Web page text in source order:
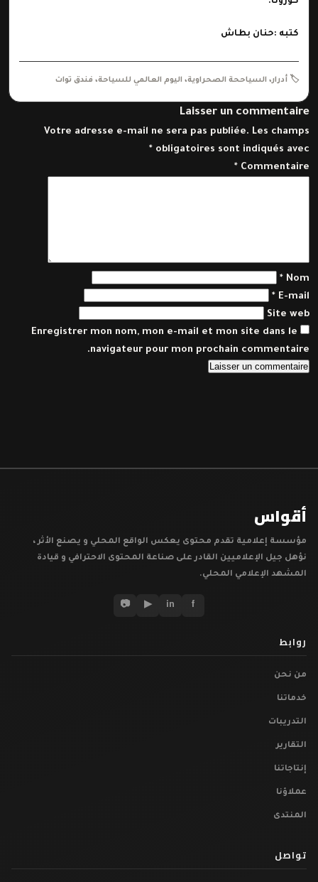
كتبه :حنان بطاش
🏷️ أدرار، السياححة الصحراوية، اليوم العالمي للسياحة، فندق توات
Laisser un commentaire
Votre adresse e-mail ne sera pas publiée. Les champs
obligatoires sont indiqués avec
*
Commentaire
*
Nom
*
E-mail
*
Site web
Enregistrer mon nom, mon e-mail et mon site dans le
navigateur pour mon prochain commentaire.
أقواس
مؤسسة إعلامية تقدم محتوى يعكس الواقع المحلي و يصنع الأثر ،
نؤهل جيل الإعلاميين القادر على صناعة المحتوى الاحترافي و قيادة
المشهد الإعلامي المحلي.
f
in
▶
📷
روابط
من نحن
خدماتنا
التدريبات
التقارير
إنتاجاتنا
عملاؤنا
المنتدى
تواصل